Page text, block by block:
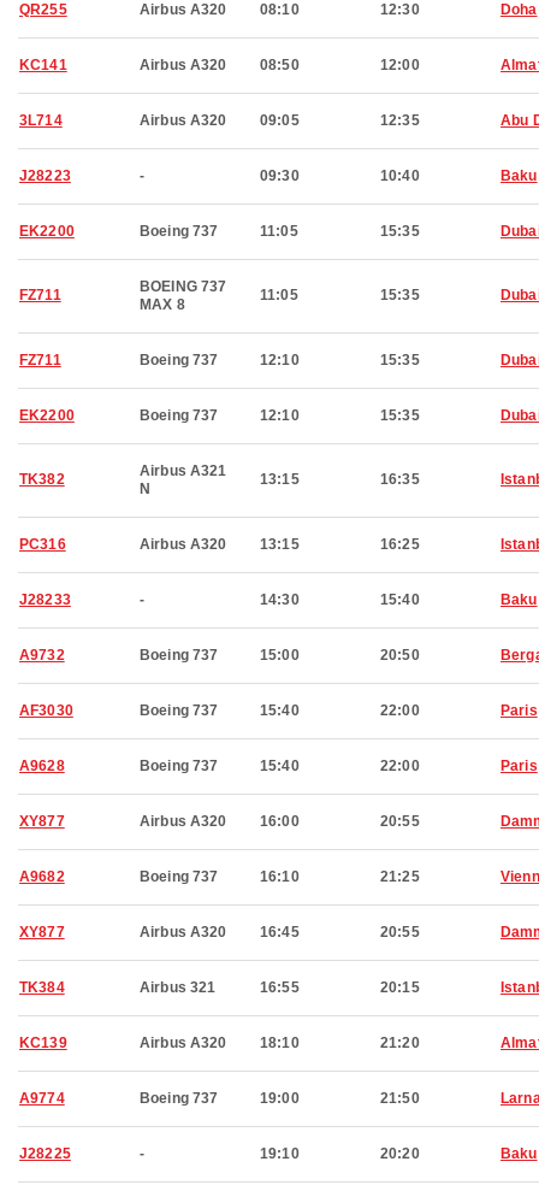
QR255 Airbus A320 08:10 12:30 Doha
KC141 Airbus A320 08:50 12:00
3L714 Airbus A320 09:05 12:35 Abu
J28223 - 09:30 10:40 Baku
EK2200 Boeing 737 11:05 15:35
FZ711
BOEING 737
MAX 8
11:05 15:35
FZ711 Boeing 737 12:10 15:35
EK2200 Boeing 737 12:10 15:35
TK382
Airbus A321
N
13:15 16:35
PC316 Airbus A320 13:15 16:25
J28233 - 14:30 15:40 Baku
A9732 Boeing 737 15:00 20:50
AF3030 Boeing 737 15:40 22:00 Paris
A9628 Boeing 737 15:40 22:00 Paris
XY877 Airbus A320 16:00 20:55
A9682 Boeing 737 16:10 21:25
XY877 Airbus A320 16:45 20:55
TK384 Airbus 321 16:55 20:15
KC139 Airbus A320 18:10 21:20
A9774 Boeing 737 19:00 21:50
J28225 - 19:10 20:20 Baku